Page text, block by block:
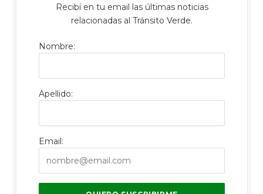
Recibí en tu email las últimas noticias
relacionadas al Tránsito Verde.
Nombre:
Apellido:
Email: